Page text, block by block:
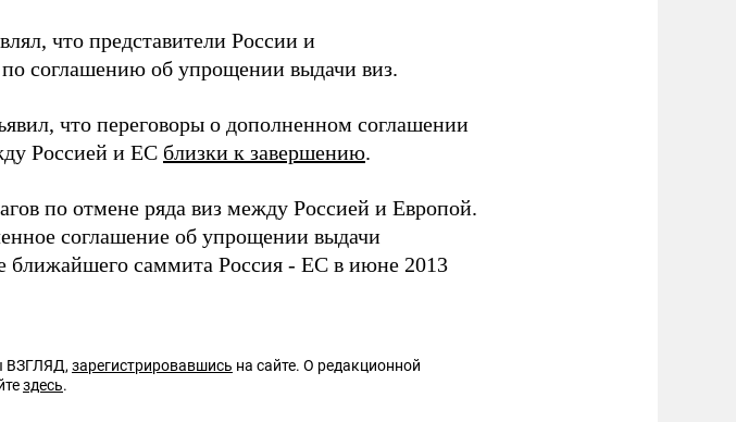
что представители России и
по соглашению об упрощении выдачи виз.
что переговоры о дополненном соглашении
Россией и ЕС близки к завершению.
по отмене ряда виз между Россией и Европой.
соглашение об упрощении выдачи
ближайшего саммита Россия - ЕС в июне 2013
ВЗГЛЯД, зарегистрировавшись на сайте. О редакционной
здесь.